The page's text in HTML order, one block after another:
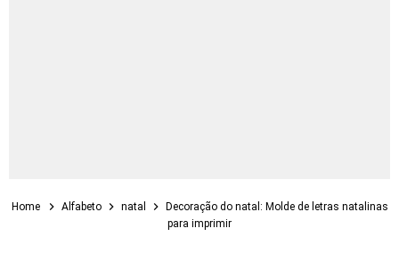
Home Alfabeto natal
Decoração do natal: Molde de letras natalinas
para imprimir